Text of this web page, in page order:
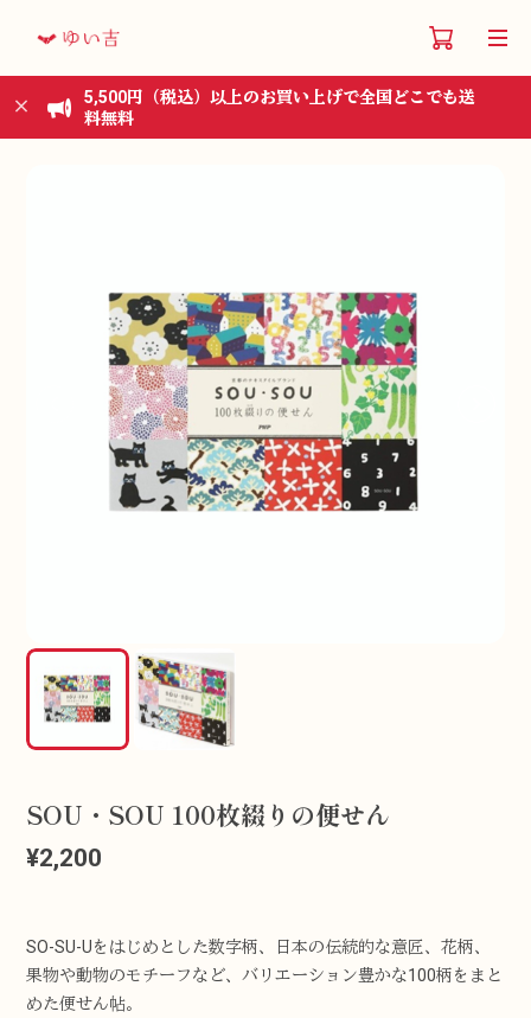
5,500円（税込）以上のお買い上げで全国どこでも送
料無料
SOU・SOU 100枚綴りの便せん
¥2,200
SO-SU-Uをはじめとした数字柄、日本の伝統的な意匠、花柄、
果物や動物のモチーフなど、バリエーション豊かな100柄をまと
めた便せん帖。